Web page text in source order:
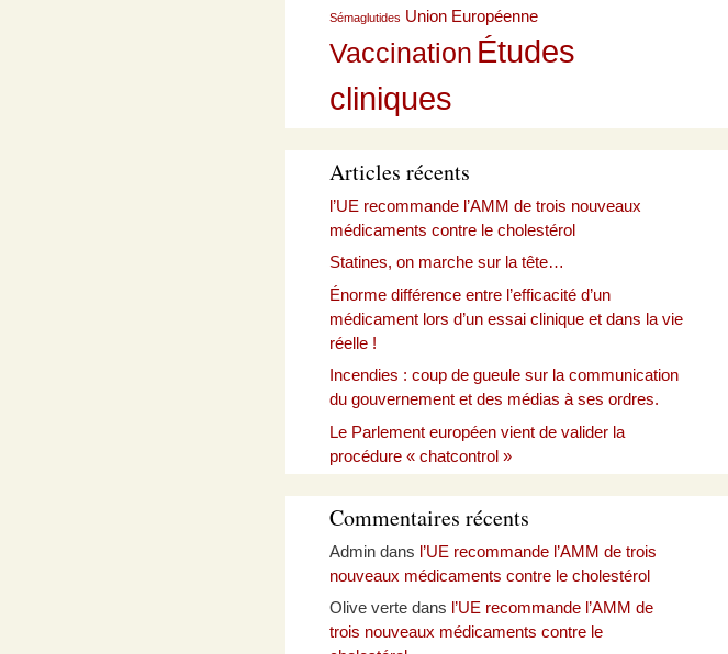
Sémaglutides Union Européenne
Vaccination Études
cliniques
Articles récents
l’UE recommande l’AMM de trois nouveaux
médicaments contre le cholestérol
Statines, on marche sur la tête…
Énorme différence entre l’efficacité d’un
médicament lors d’un essai clinique et dans la vie
réelle !
Incendies : coup de gueule sur la communication
du gouvernement et des médias à ses ordres.
Le Parlement européen vient de valider la
procédure « chatcontrol »
Commentaires récents
Admindans l’UE recommande l’AMM de trois
nouveaux médicaments contre le cholestérol
Olive vertedans l’UE recommande l’AMM de
trois nouveaux médicaments contre le